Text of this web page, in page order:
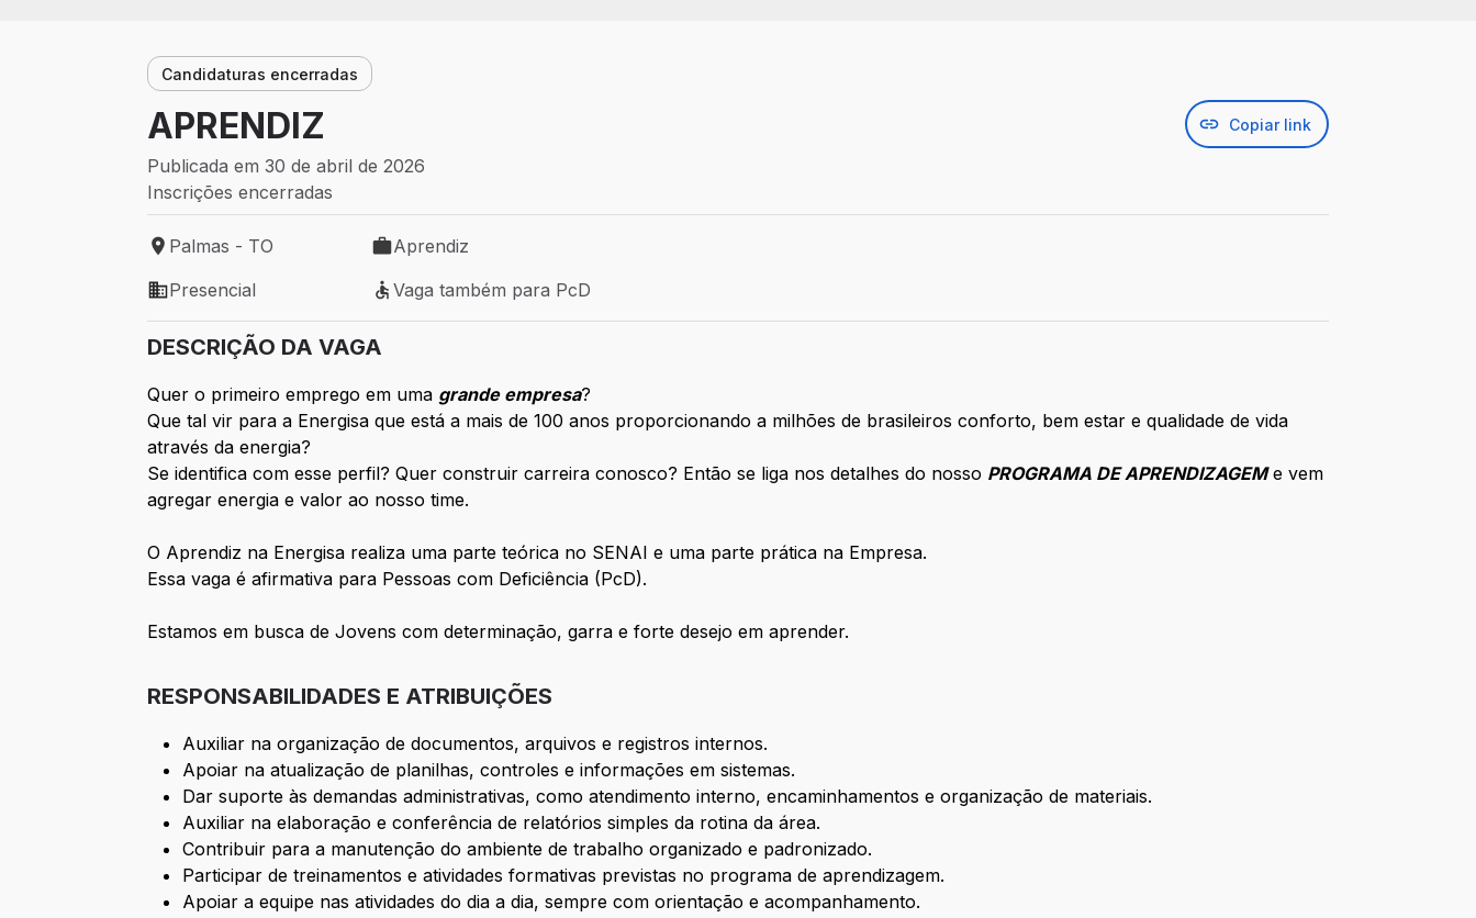
Candidaturas encerradas
APRENDIZ Copiar link
Publicada em 30 de abril de 2026
Inscrições encerradas
Local de trabalho: Palmas - TO
Palmas - TO
Tipo de vaga: Aprendiz
Aprendiz
Modelo de trabalho: Presencial
Presencial
Vaga também para PcD
Vaga também para PcD
DESCRIÇÃO DA VAGA
Quer o primeiro emprego em uma grande empresa?
Que tal vir para a Energisa que está a mais de 100 anos proporcionando a milhões de brasileiros conforto, bem estar e qualidade de vida
através da energia?
Se identifica com esse perfil? Quer construir carreira conosco? Então se liga nos detalhes do nosso PROGRAMA DE APRENDIZAGEMe vem
agregar energia e valor ao nosso time.
O Aprendiz na Energisa realiza uma parte teórica no SENAI e uma parte prática na Empresa.
Essa vaga é afirmativa para Pessoas com Deficiência (PcD).
Estamos em busca de Jovens com determinação, garra e forte desejo em aprender.
RESPONSABILIDADES E ATRIBUIÇÕES
Auxiliar na organização de documentos, arquivos e registros internos.
Apoiar na atualização de planilhas, controles e informações em sistemas.
Dar suporte às demandas administrativas, como atendimento interno, encaminhamentos e organização de materiais.
Auxiliar na elaboração e conferência de relatórios simples da rotina da área.
Contribuir para a manutenção do ambiente de trabalho organizado e padronizado.
Participar de treinamentos e atividades formativas previstas no programa de aprendizagem.
Apoiar a equipe nas atividades do dia a dia, sempre com orientação e acompanhamento.